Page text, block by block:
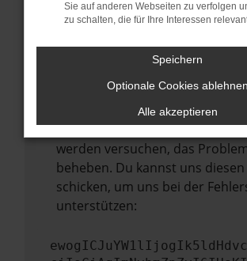
Veraltete Software birgt nicht
Sicherheitsrisiko, sondern kann
führen, dass bestimmte
mehr unterstützt werden.
Wende dich an den
Wenn du alle oben genannten
versucht hast, kontaktiere uns
werden versuchen, das
beheben. Du kannst uns diesen
schicken, um uns bei der
unterstützen:
Sie auf anderen Webseiten zu verfolgen
zu schalten, die für Ihre Interessen
Speichern
Optionale Cookies ablehnen
Alle akzeptieren